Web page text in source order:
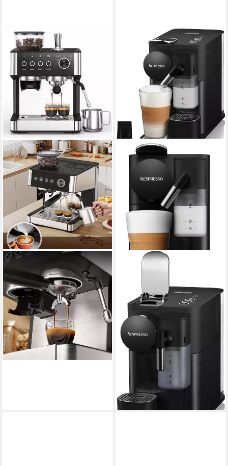
GARVEEMORE
Kapselmaschine
341,99 €
16,99 €mtl. in 24 Raten
lieferbar - in 5-6 Werktagen bei dir
NESPRESSO
Kapselmaschine Lattissima
One EN510.B von DeLonghi,
Black
Wassertank
19 bar
Pumpendruck
Abschaltautomatik
(290)
229,90 € UVP285,00 €
21,00 €
mtl. in 12 Raten
-19%
lieferbar - in 2-3 Werktagen bei dir